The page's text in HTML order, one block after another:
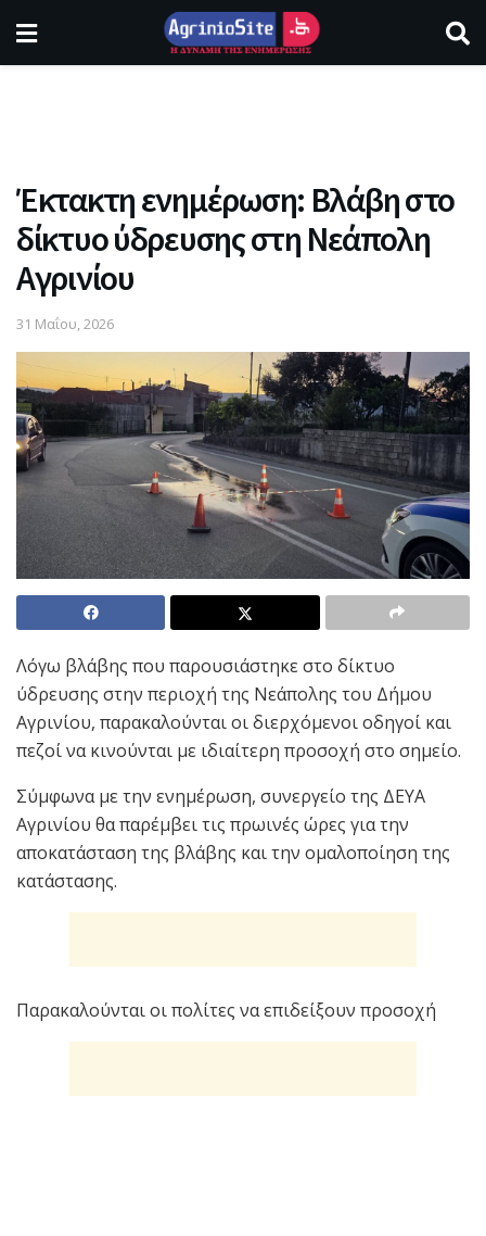
Έκτακτη ενημέρωση: Βλάβη στο
δίκτυο ύδρευσης στη Νεάπολη
Αγρινίου
31 Μαΐου, 2026
Λόγω βλάβης που παρουσιάστηκε στο δίκτυο
ύδρευσης στην περιοχή της Νεάπολης του Δήμου
Αγρινίου, παρακαλούνται οι διερχόμενοι οδηγοί και
πεζοί να κινούνται με ιδιαίτερη προσοχή στο σημείο.
Σύμφωνα με την ενημέρωση, συνεργείο της ΔΕΥΑ
Αγρινίου θα παρέμβει τις πρωινές ώρες για την
αποκατάσταση της βλάβης και την ομαλοποίηση της
κατάστασης.
Παρακαλούνται οι πολίτες να επιδείξουν προσοχή